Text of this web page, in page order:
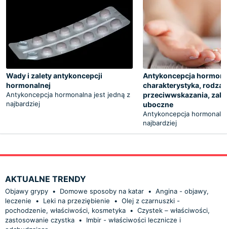
Wady i zalety antykoncepcji
hormonalnej
Antykoncepcja hormonalna jest jedną z
najbardziej
Antykoncepcja
charakterystyka,
przeciwwskazania,
uboczne
Antykoncepcja
najbardziej
AKTUALNE TRENDY
Objawy grypy • Domowe sposoby na katar • Angina - objawy,
leczenie
• Leki na przeziębienie • Olej z czarnuszki -
pochodzenie, właściwości, kosmetyka • Czystek – właściwości,
zastosowanie czystka •
Imbir - właściwości lecznicze i